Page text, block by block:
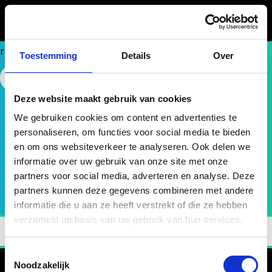
Toestemming Details Over
Deze website maakt gebruik van cookies
We gebruiken cookies om content en advertenties te
personaliseren, om functies voor social media te bieden
en om ons websiteverkeer te analyseren. Ook delen we
informatie over uw gebruik van onze site met onze
partners voor social media, adverteren en analyse. Deze
partners kunnen deze gegevens combineren met andere
informatie die u aan ze heeft verstrekt of die ze hebben
verzameld op basis van uw gebruik van hun services.
Noodzakelijk
Compass.
Nieuwe medewerkers in 90 dagen productief en
betrokken maken.
Bekijk rapport
Could
make
request.